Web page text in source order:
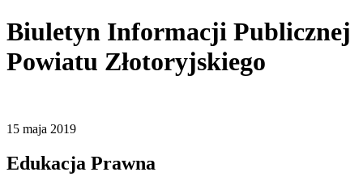
Biuletyn Informacji Publicznej
Powiatu Złotoryjskiego
15 maja 2019
Edukacja Prawna